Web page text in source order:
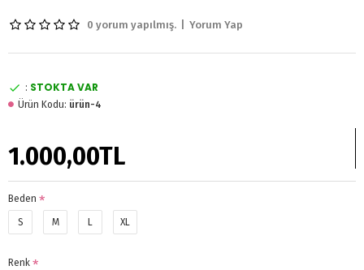
0 yorum yapılmış. Yorum Yap
1.000,00TL
: STOKTA VAR
Ürün Kodu: ürün-4
Beden
S M L XL
Renk